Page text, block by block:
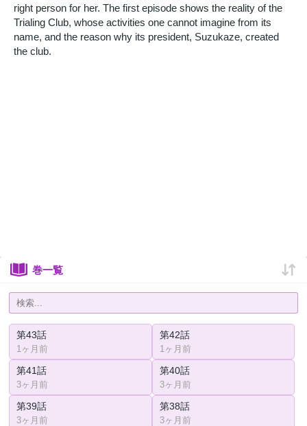
right person for her. The first episode shows the reality of the
Trialing Club, whose activities one cannot imagine from its
name, and the reason why its president, Suzukaze, created
the club.
巻一覧
第43話
1ヶ月前
第42話
1ヶ月前
第41話
3ヶ月前
第40話
3ヶ月前
第39話
3ヶ月前
第38話
3ヶ月前